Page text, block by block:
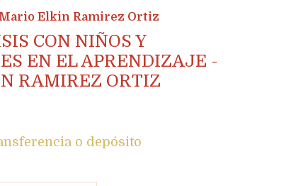
Elkin Ramirez Ortiz
CON NIÑOS Y
EN EL APRENDIZAJE -
RAMIREZ ORTIZ
o depósito